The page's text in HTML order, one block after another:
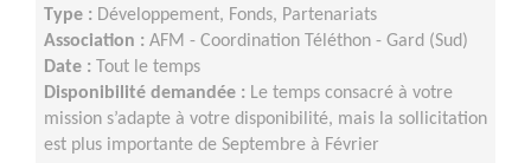
Type : Développement, Fonds, Partenariats
Association : AFM - Coordination Téléthon - Gard (Sud)
Date :
Tout le temps
Disponibilité demandée : Le temps consacré à votre
mission s’adapte à votre disponibilité, mais la sollicitation
est plus importante de Septembre à Février